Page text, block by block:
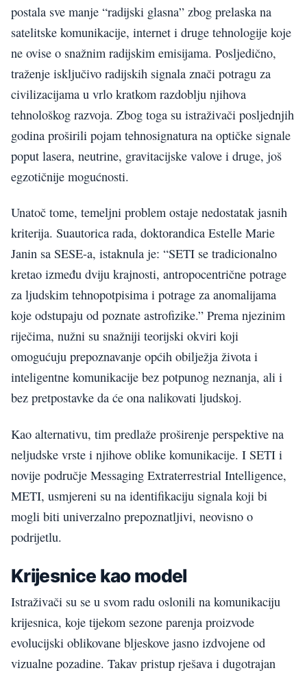
postala sve manje “radijski glasna” zbog prelaska na
satelitske komunikacije, internet i druge tehnologije koje
ne ovise o snažnim radijskim emisijama. Posljedično,
traženje isključivo radijskih signala znači potragu za
civilizacijama u vrlo kratkom razdoblju njihova
tehnološkog razvoja. Zbog toga su istraživači posljednjih
godina proširili pojam tehnosignatura na optičke signale
poput lasera, neutrine, gravitacijske valove i druge, još
egzotičnije mogućnosti.
Unatoč tome, temeljni problem ostaje nedostatak jasnih
kriterija. Suautorica rada, doktorandica Estelle Marie
Janin sa SESE-a, istaknula je: “SETI se tradicionalno
kretao između dviju krajnosti, antropocentrične potrage
za ljudskim tehnopotpisima i potrage za anomalijama
koje odstupaju od poznate astrofizike.” Prema njezinim
riječima, nužni su snažniji teorijski okviri koji
omogućuju prepoznavanje općih obilježja života i
inteligentne komunikacije bez potpunog neznanja, ali i
bez pretpostavke da će ona nalikovati ljudskoj.
Kao alternativu, tim predlaže proširenje perspektive na
neljudske vrste i njihove oblike komunikacije. I SETI i
novije područje Messaging Extraterrestrial Intelligence,
METI, usmjereni su na identifikaciju signala koji bi
mogli biti univerzalno prepoznatljivi, neovisno o
podrijetlu.
Krijesnice kao model
Istraživači su se u svom radu oslonili na komunikaciju
krijesnica, koje tijekom sezone parenja proizvode
evolucijski oblikovane bljeskove jasno izdvojene od
vizualne pozadine. Takav pristup rješava i dugotrajan